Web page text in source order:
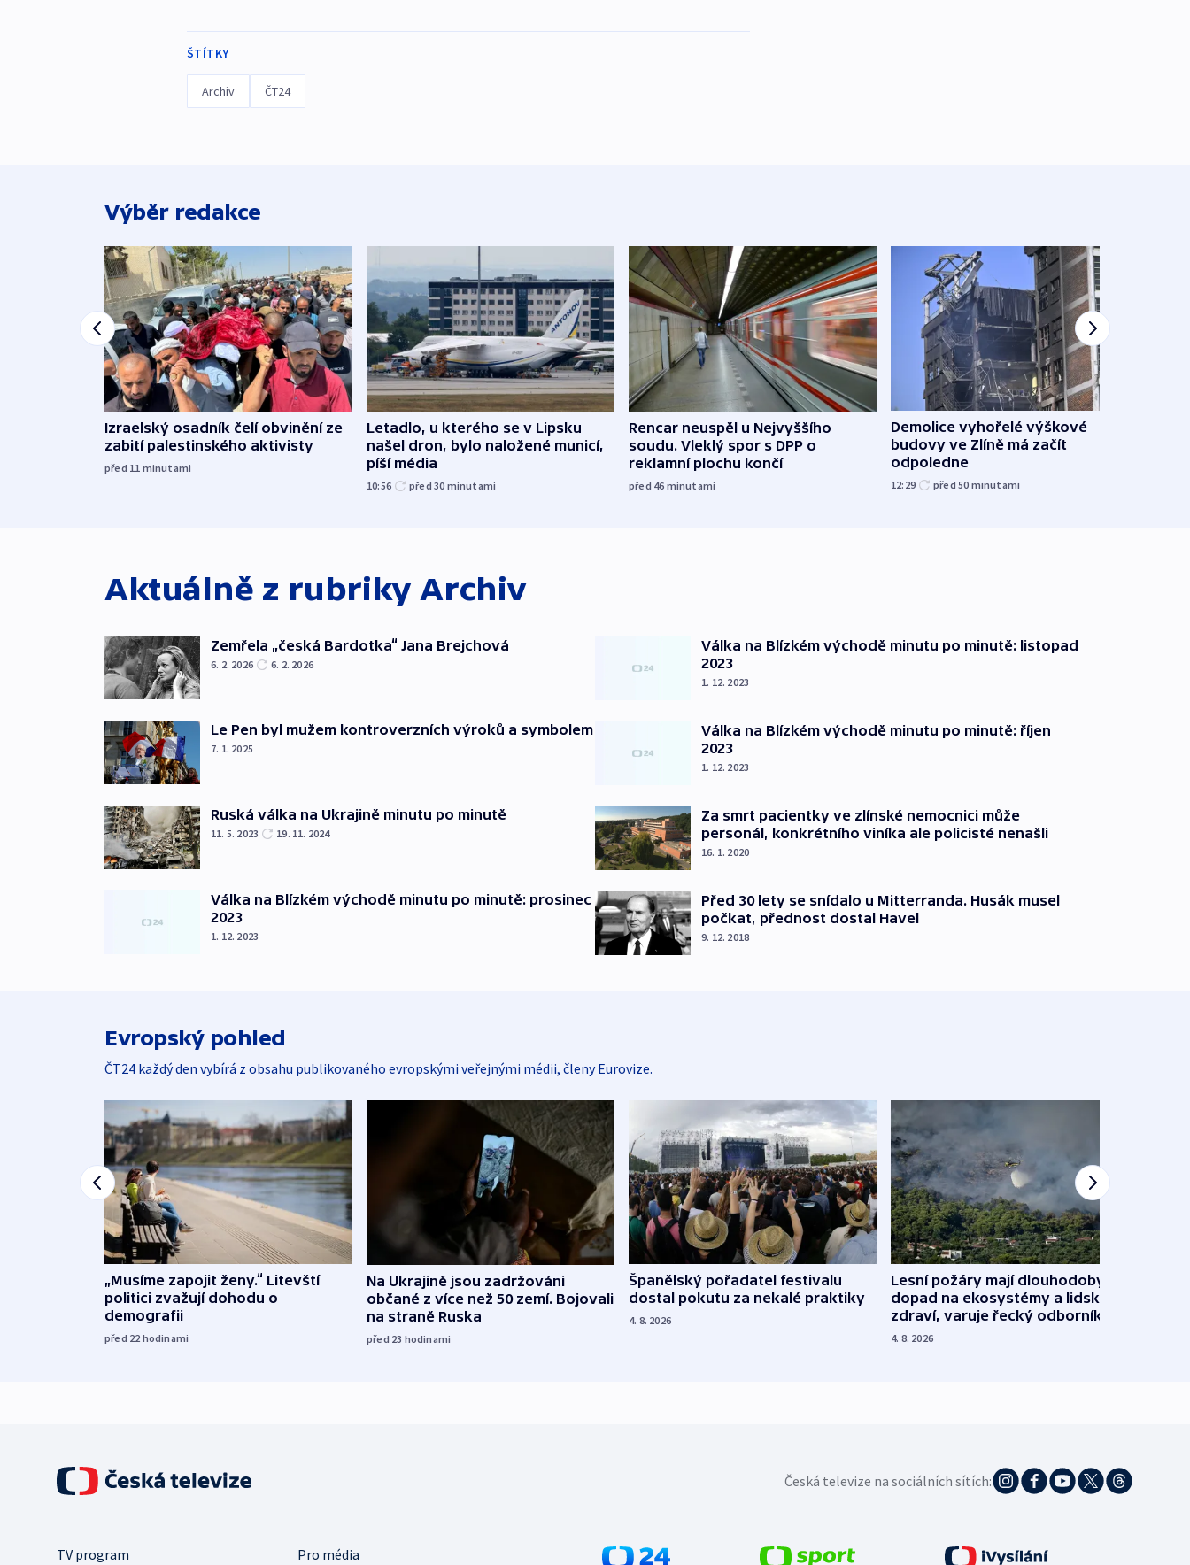
ŠTÍTKY
Archiv ČT24
Výběr redakce
Izraelský osadník čelí obvinění ze
zabití palestinského aktivisty
před 11 minutami
Letadlo, u kterého se v Lipsku
našel dron, bylo naložené municí,
píší média
10:56 před 30 minutami
Rencar neuspěl u Nejvyššího
soudu. Vleklý spor s DPP o
reklamní plochu končí
před 46 minutami
Demolice vyhořelé výškové
budovy ve Zlíně má začít
odpoledne
12:29 před 50 minutami
Aktuálně z rubriky Archiv
Zemřela „česká Bardotka“ Jana Brejchová
6. 2. 2026 6. 2. 2026
Le Pen byl mužem kontroverzních výroků a symbolem
7. 1. 2025
Ruská válka na Ukrajině minutu po minutě
11. 5. 2023 19. 11. 2024
Válka na Blízkém východě minutu po minutě: prosinec
2023
1. 12. 2023
Válka na Blízkém východě minutu po minutě: listopad
2023
1. 12. 2023
Válka na Blízkém východě minutu po minutě: říjen
2023
1. 12. 2023
Za smrt pacientky ve zlínské nemocnici může
personál, konkrétního viníka ale policisté nenašli
16. 1. 2020
Před 30 lety se snídalo u Mitterranda. Husák musel
počkat, přednost dostal Havel
9. 12. 2018
Evropský pohled
ČT24 každý den vybírá z obsahu publikovaného evropskými veřejnými médii, členy Eurovize.
„Musíme zapojit ženy.“ Litevští
politici zvažují dohodu o
demografii
před 22 hodinami
Na Ukrajině jsou zadržováni
občané z více než 50 zemí. Bojovali
na straně Ruska
před 23 hodinami
Španělský pořadatel festivalu
dostal pokutu za nekalé praktiky
4. 8. 2026
Lesní požáry mají dlouhodobý
dopad na ekosystémy a lidské
zdraví, varuje řecký odborník
4. 8. 2026
Česká televize na sociálních sítích:
TV program Pro média